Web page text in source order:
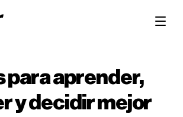
para aprender,
y decidir mejor